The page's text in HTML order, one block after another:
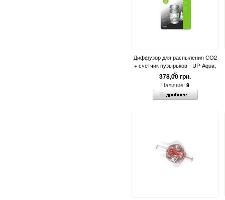
Диффузор для распыления СО2
+ счетчик пузырьков - UP-Aqua,
S
378,00 грн.
Наличие: 9